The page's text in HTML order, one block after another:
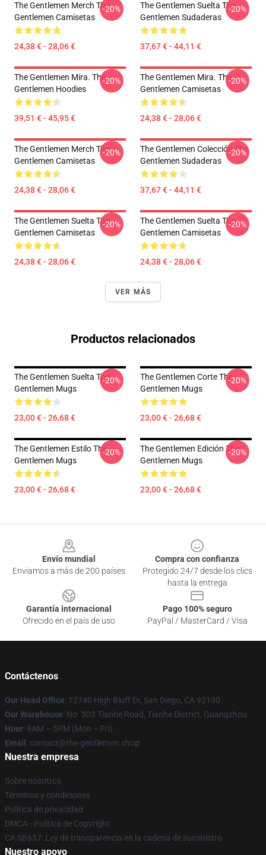
The Gentlemen Merch The
Gentlemen Camisetas
24,38 € - 28,06 €
-20%
The Gentlemen Suelta The
Gentlemen Sudaderas
37,67 € - 44,11 €
-20%
The Gentlemen Mira. The
Gentlemen Hoodies
39,51 € - 45,95 €
-20%
The Gentlemen Mira. The
Gentlemen Camisetas
24,38 € - 28,06 €
-20%
The Gentlemen Merch The
Gentlemen Camisetas
24,38 € - 28,06 €
-20%
The Gentlemen Colección The
Gentlemen Sudaderas
37,67 € - 44,11 €
-20%
The Gentlemen Suelta The
Gentlemen Camisetas
24,38 € - 28,06 €
-20%
The Gentlemen Suelta The
Gentlemen Camisetas
24,38 € - 28,06 €
-20%
VER MÁS
Productos relacionados
The Gentlemen Suelta The
Gentlemen Mugs
23,00 € - 26,68 €
-20%
The Gentlemen Corte The
Gentlemen Mugs
23,00 € - 26,68 €
-20%
The Gentlemen Estilo The
Gentlemen Mugs
23,00 € - 26,68 €
-20%
The Gentlemen Edición The
Gentlemen Mugs
23,00 € - 26,68 €
-20%
Envío mundial
Enviamos a más de 200 países
Compra con confianza
Protegido 24/7 desde los clics
hasta la entrega
Garantía internacional
Ofrecido en el país de uso
Pago 100% seguro
PayPal / MasterCard / Visa
Contáctenos
Our Head Office: 12740 High Bluff Dr, San Diego, CA 92130
Our Warehouse: No. 303 Tianhe Road, Tianhe District, Guangzhou
Hour: 9AM – 5PM (Mon – Fri)
Email : contact@the-gentlemen.shop
Nuestra empresa
Sobre nosotros
Términos y condiciones
Política de privacidad
DMCA - Política de Copyright
CA SB657: Ley de transparencia en la cadena de suministro
Nuestro apoyo